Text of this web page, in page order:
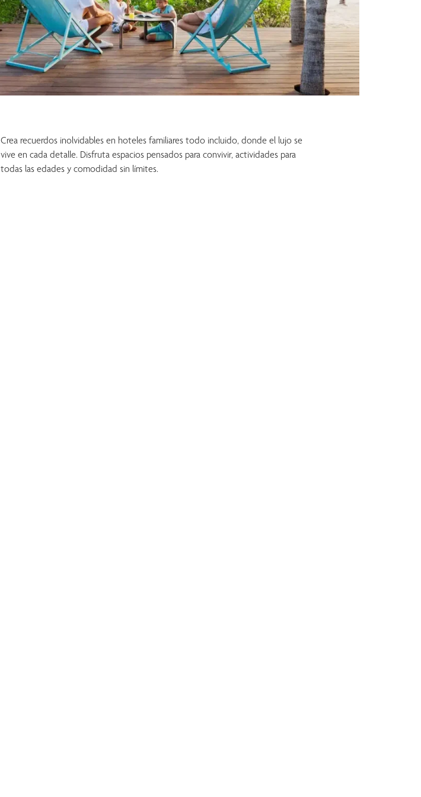
Crea recuerdos inolvidables en hoteles familiares todo incluido, donde el lujo se
vive en cada detalle. Disfruta espacios pensados para convivir, actividades para
todas las edades y comodidad sin límites.